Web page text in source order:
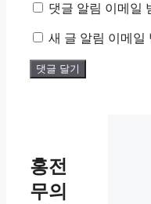
댓글 알림 이메일
새 글 알림 이메일
홍전
무의